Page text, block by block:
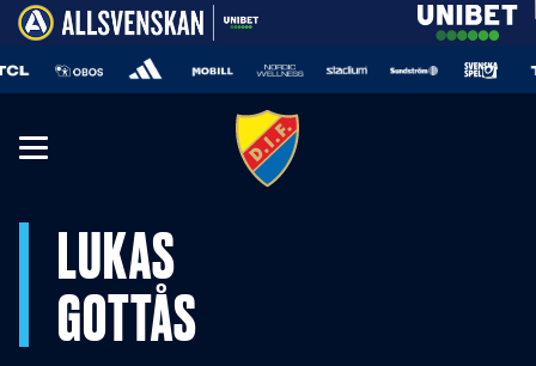
LUKAS
GOTTÅS